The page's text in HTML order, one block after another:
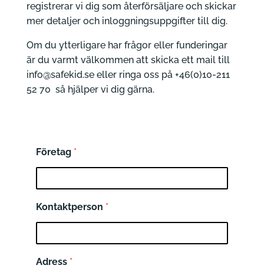
registrerar vi dig som återförsäljare och skickar
mer detaljer och inloggningsuppgifter till dig.
Om du ytterligare har frågor eller funderingar
är du varmt välkommen att skicka ett mail till
info@safekid.se eller ringa oss på +46(0)10-211
52 70 så hjälper vi dig gärna.
Företag *
Kontaktperson *
Adress *